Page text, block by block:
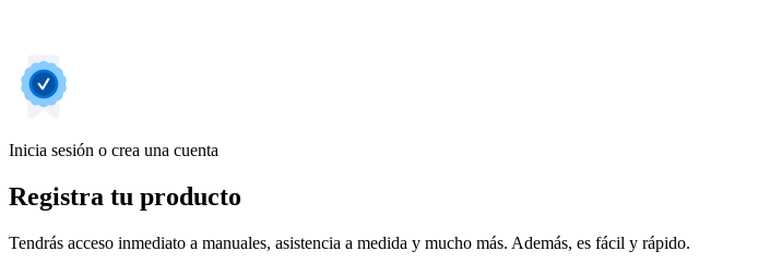
Inicia sesión o crea una cuenta
Registra tu producto
Tendrás acceso inmediato a manuales, asistencia a medida y mucho más. Además, es fácil y rápido.